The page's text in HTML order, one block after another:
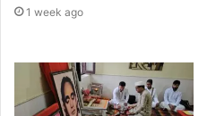
1 week ago